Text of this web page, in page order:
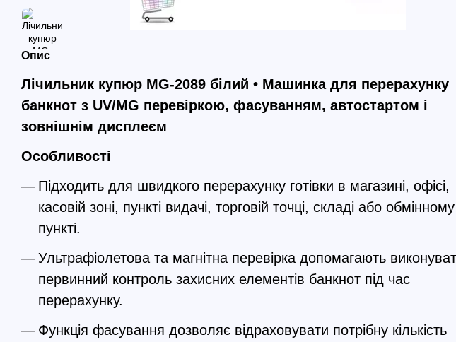
Опис
Лічильник купюр MG-2089 білий • Машинка для перерахунку
банкнот з UV/MG перевіркою, фасуванням, автостартом і
зовнішнім дисплеєм
Особливості
Підходить для швидкого перерахунку готівки в магазині, офісі,
касовій зоні, пункті видачі, торговій точці, складі або обмінному
пункті.
Ультрафіолетова та магнітна перевірка допомагають
первинний контроль захисних елементів банкнот під час
перерахунку.
Функція фасування дозволяє відраховувати потрібну кількість